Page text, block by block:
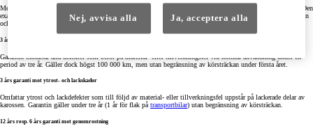
Med varje ny Toyota följer ett omfattande garantipaket. Nedan får du en sammanfattning av dessa garantier. Den
exakta omfattningen för respektive garanti återfinns i bilens ägarhandlingar (service- och garantihäftet). Du kan
också fråga närmaste auktoriserad Toyota-återförsäljare för mer information.
3 års nybilsgaranti
Garantin omfattar alla defekter som beror på material- eller tillverkningsfel vid normal användning under en
period av tre år. Gäller dock högst 100 000 km, men utan begränsning av körsträckan under första året.
3 års garanti mot ytrost- och lackskador
Omfattar ytrost och lackdefekter som till följd av material- eller tillverkningsfel uppstår på lackerade delar av
karossen. Garantin gäller under tre år (1 år för flak påtransportbilar) utan begränsning av körsträckan.
12 års resp. 6 års garanti mot genomrostning
Nej, avvisa alla Ja, acceptera alla